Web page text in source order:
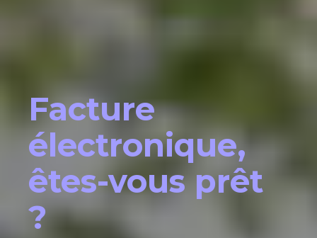
Facture
électronique,
êtes-vous prêt
?